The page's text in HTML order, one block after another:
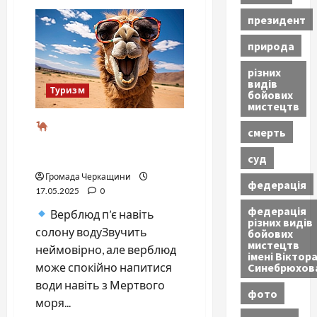
(Шпіцберген)
—
найпівнічніше
місто
світу:
життя
без
ночі
та
кладовищ
Туризм
Громада Черкащини
17.05.2025
0
Верблюд п’є навіть
солону водуЗвучить
неймовірно, але верблюд
може спокійно напитися
води навіть з Мертвого
моря...
президент
природа
різних
видів
бойових
мистецтв
смерть
суд
федерація
федерація
різних видів
бойових
мистецтв
імені Віктора
фото